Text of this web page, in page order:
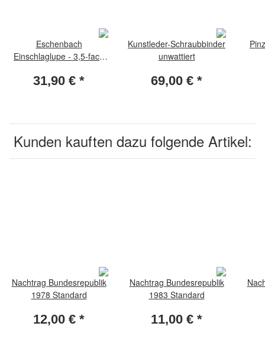
Eschenbach
Einschlaglupe - 3,5-fach
31,90 € *
Kunstleder-Schraubbinder
unwattiert
69,00 € *
Kunden kauften dazu folgende Artikel:
Nachtrag Bundesrepublik
1978 Standard
12,00 € *
Nachtrag Bundesrepublik
1983 Standard
11,00 € *